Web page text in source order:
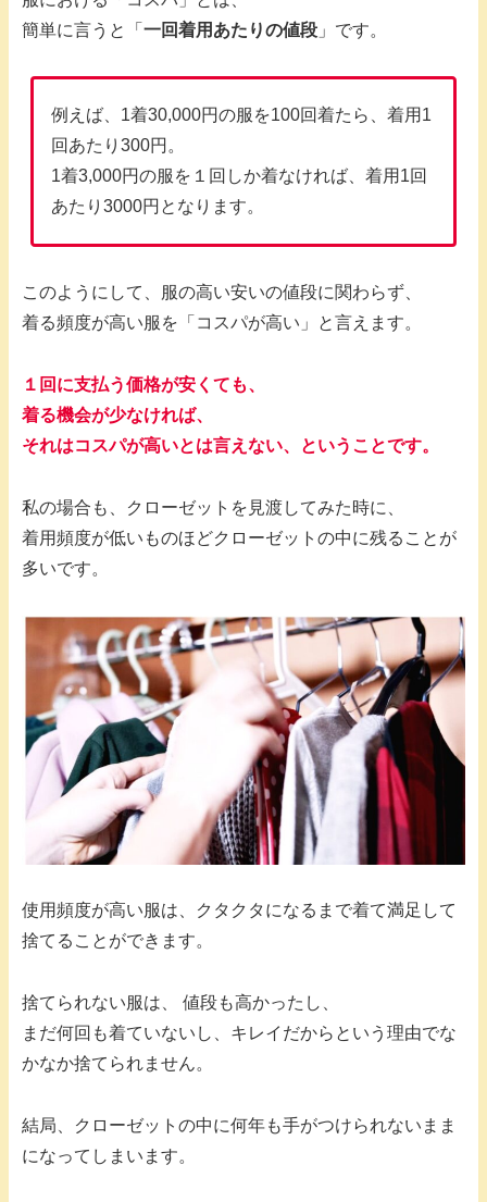
簡単に言うと「 一回着用あたりの値段 」です。
例えば、1着30,000円の服を100回着たら、着用1
回あたり300円。
1着3,000円の服を１回しか着なければ、着用1回
あたり3000円となります。
このようにして、服の高い安いの値段に関わらず、
着る頻度が高い服を「コスパが高い」と言えます。
１回に支払う価格が安くても、
着る機会が少なければ、
それはコスパが高いとは言えない、ということです。
私の場合も、クローゼットを見渡してみた時に、
着用頻度が低いものほどクローゼットの中に残ることが
多いです。
使用頻度が高い服は、クタクタになるまで着て満足して
捨てることができます。
捨てられない服は、 値段も高かったし、
まだ何回も着ていないし、キレイだからという理由でな
かなか捨てられません。
結局、クローゼットの中に何年も手がつけられないまま
になってしまいます。